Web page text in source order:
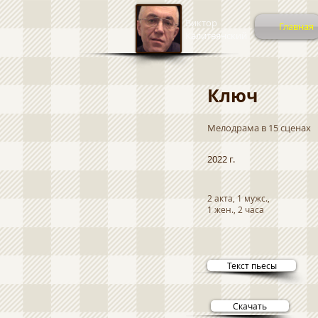
Виктор
Калитвянский
Главная
Ключ
Мелодрама в 15 сценах
2022 г.
2 акта, 1 мужс.,
1 жен., 2 часа
Текст пьесы
Скачать